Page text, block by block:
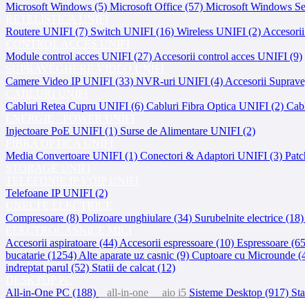
Microsoft Windows (5) Microsoft Office (57) Microsoft Windows
Routere UNIFI (7) Switch UNIFI (16) Wireless UNIFI (2)
Module control acces UNIFI (27) Accesorii control acces UNIFI (9)
Camere Video IP UNIFI (33) NVR-uri UNIFI (4) Accesorii
Cabluri Retea Cupru UNIFI (6) Cabluri Fibra Optica UNIFI (2)
Injectoare PoE UNIFI (1) Surse de Alimentare UNIFI (2)
Media Convertoare UNIFI (1) Conectori & Adaptori UNIFI (3)
Telefoane IP UNIFI (2)
Compresoare (8) Polizoare unghiulare (34) Surubelnite electrice (18)
Accesorii aspiratoare (44) Accesorii espressoare (10) Espressoare
bucatarie (1254) Alte aparate uz casnic (9) Cuptoare cu Microunde
indreptat parul (52) Statii de calcat (12)
All-in-One PC (188)
all-in-one aio i5 Sisteme Desktop (917)